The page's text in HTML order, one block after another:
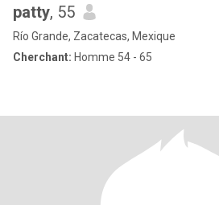
patty, 55
Río Grande, Zacatecas, Mexique
Cherchant: Homme 54 - 65